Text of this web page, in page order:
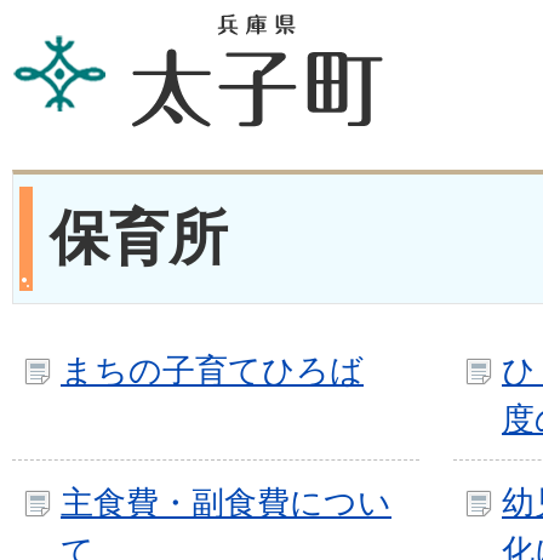
保育所
まちの子育てひろば
主食費・副食費につい
て
幼